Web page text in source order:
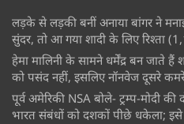
लड़के से लड़की बनीं अनाया बांगर ने
सुंदर, तो आ गया शादी के लिए रिश्ता
हेमा मालिनी के सामने धर्मेंद्र बन जाते हैं
को पसंद नहीं, इसलिए नॉनवेज दूसरे
पूर्व अमेरिकी NSA बोले- ट्रम्प-मोदी की
भारत संबंधों को दशकों पीछे धकेला; इसे